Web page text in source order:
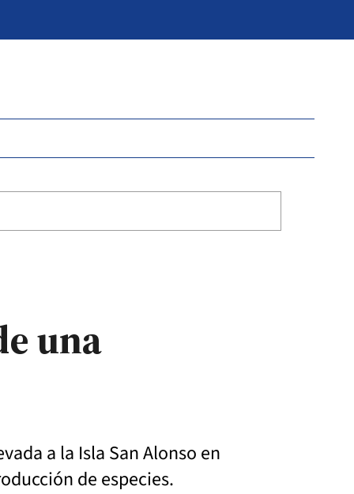
una
a la Isla San Alonso en
de especies.